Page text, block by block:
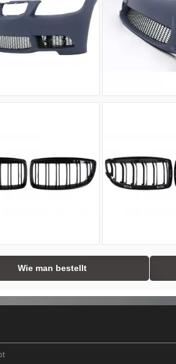
Wie man bestellt